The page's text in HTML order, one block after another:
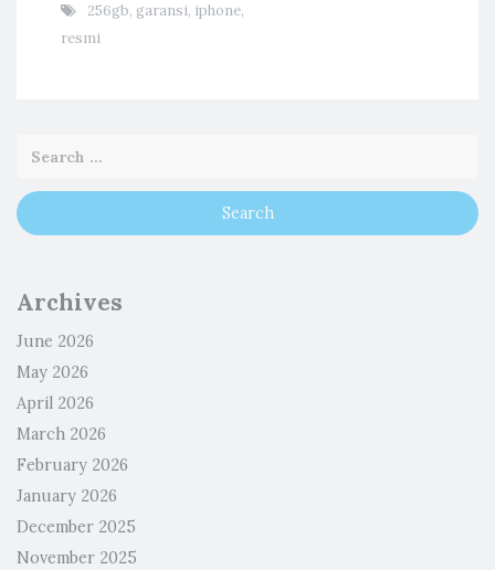
256gb, garansi, iphone,
resmi
Archives
June 2026
May 2026
April 2026
March 2026
February 2026
January 2026
December 2025
November 2025